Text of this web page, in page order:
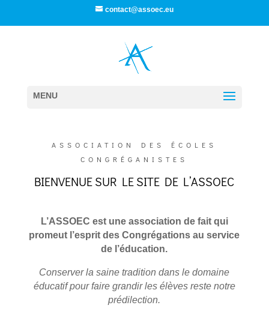
contact@assoec.eu
ASSOCIATION DES ÉCOLES
CONGRÉGANISTES
BIENVENUE SUR LE SITE DE L’ASSOEC
L’ASSOEC est une association de fait qui
promeut l’esprit des Congrégations au service
de l’éducation.
Conserver la saine tradition dans le domaine
éducatif pour faire grandir les élèves reste notre
prédilection.